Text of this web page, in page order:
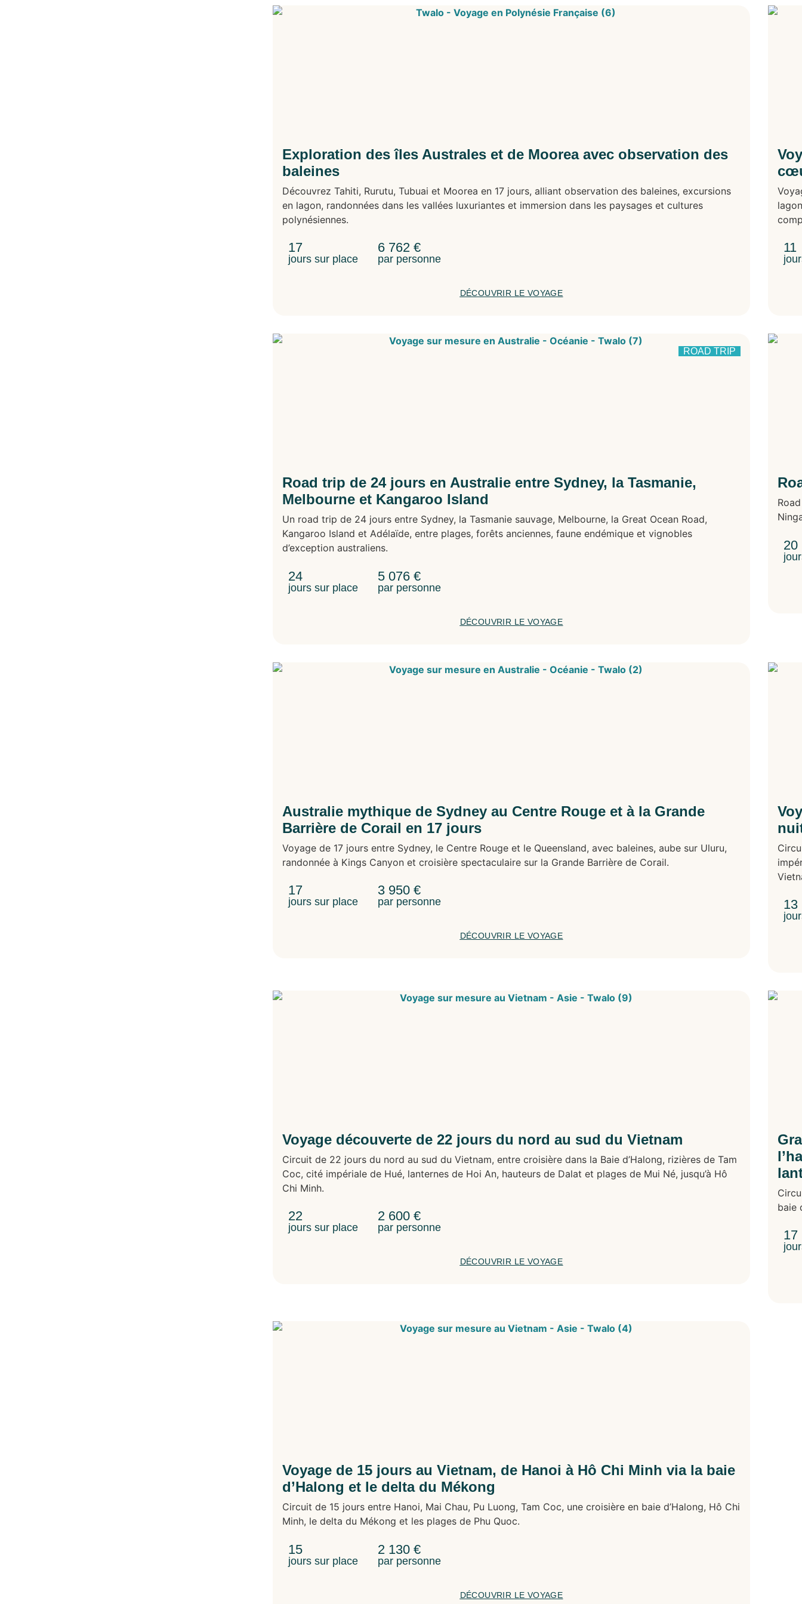
Exploration des îles Australes et de Moorea avec observation des
baleines
Découvrez Tahiti, Rurutu, Tubuai et Moorea en 17 jours, alliant observation des baleines, excursions
en lagon, randonnées dans les vallées luxuriantes et immersion dans les paysages et cultures
polynésiennes.
17
jours sur place
6 762 €
par personne
DÉCOUVRIR LE VOYAGE
11
ROAD TRIP
Road trip de 24 jours en Australie entre Sydney, la Tasmanie,
Melbourne et Kangaroo Island
Un road trip de 24 jours entre Sydney, la Tasmanie sauvage, Melbourne, la Great Ocean Road,
Kangaroo Island et Adélaïde, entre plages, forêts anciennes, faune endémique et vignobles
d’exception australiens.
24
jours sur place
5 076 €
par personne
DÉCOUVRIR LE VOYAGE
20
Australie mythique de Sydney au Centre Rouge et à la Grande
Barrière de Corail en 17 jours
Voyage de 17 jours entre Sydney, le Centre Rouge et le Queensland, avec baleines, aube sur Uluru,
randonnée à Kings Canyon et croisière spectaculaire sur la Grande Barrière de Corail.
17
jours sur place
3 950 €
par personne
DÉCOUVRIR LE VOYAGE
13
Voyage découverte de 22 jours du nord au sud du Vietnam
Circuit de 22 jours du nord au sud du Vietnam, entre croisière dans la Baie d’Halong, rizières de Tam
Coc, cité impériale de Hué, lanternes de Hoi An, hauteurs de Dalat et plages de Mui Né, jusqu’à Hô
Chi Minh.
22
jours sur place
2 600 €
par personne
DÉCOUVRIR LE VOYAGE
baie
17
Voyage de 15 jours au Vietnam, de Hanoi à Hô Chi Minh via la baie
d’Halong et le delta du Mékong
Circuit de 15 jours entre Hanoi, Mai Chau, Pu Luong, Tam Coc, une croisière en baie d’Halong, Hô Chi
Minh, le delta du Mékong et les plages de Phu Quoc.
15
jours sur place
2 130 €
par personne
DÉCOUVRIR LE VOYAGE